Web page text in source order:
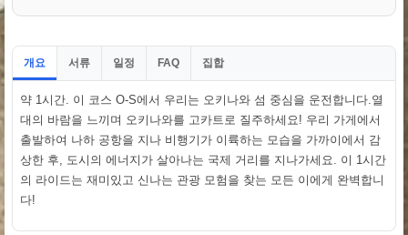
개요 서류 일정 FAQ 집합
약 1시간. 이 코스 O-S에서 우리는 오키나와 섬 중심을 운전합니다.열
대의 바람을 느끼며 오키나와를 고카트로 질주하세요! 우리 가게에서
출발하여 나하 공항을 지나 비행기가 이륙하는 모습을 가까이에서 감
상한 후, 도시의 에너지가 살아나는 국제 거리를 지나가세요. 이 1시간
의 라이드는 재미있고 신나는 관광 모험을 찾는 모든 이에게 완벽합니
다!